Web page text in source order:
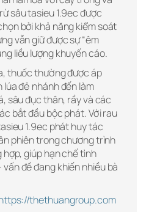
sâu tasieu 1.9ec được
bởi khả năng kiểm soát
vẫn giữ được sự “êm
liều lượng khuyến cáo.
thuốc thường được áp
đẻ nhánh đến làm
sâu đục thân, rầy và các
bắt đầu bộc phát. Với rau
1.9ec phát huy tác
phiên trong chương trình
giúp hạn chế tình
đề đang khiến nhiều bà
thethuangroup.com